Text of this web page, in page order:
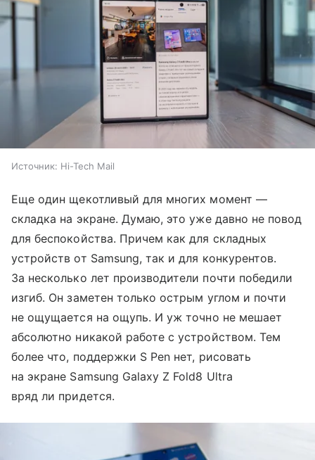
Источник: Hi-Tech Mail
Еще один щекотливый для многих момент —
складка на экране. Думаю, это уже давно не повод
для беспокойства. Причем как для складных
устройств от Samsung, так и для конкурентов.
За несколько лет производители почти победили
изгиб. Он заметен только острым углом и почти
не ощущается на ощупь. И уж точно не мешает
абсолютно никакой работе с устройством. Тем
более что, поддержки S Pen нет, рисовать
на экране Samsung Galaxy Z Fold8 Ultra
вряд ли придется.